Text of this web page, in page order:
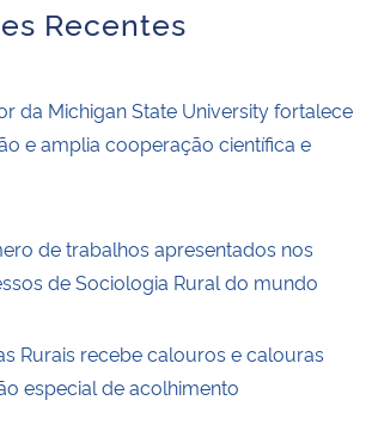
Recentes
da Michigan State University fortalece
e amplia cooperação científica e
de trabalhos apresentados nos
de Sociologia Rural do mundo
Rurais recebe calouros e calouras
especial de acolhimento